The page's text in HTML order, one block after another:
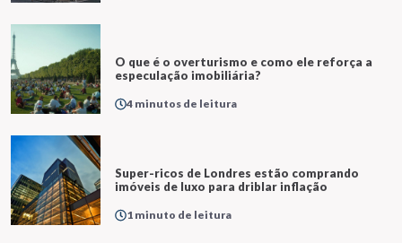
O que é o overturismo e como ele reforça a
especulação imobiliária?
4 minutos de leitura
Super-ricos de Londres estão comprando
imóveis de luxo para driblar inflação
1 minuto de leitura